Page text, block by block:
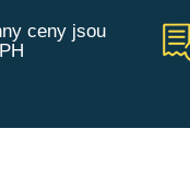
ceny jsou